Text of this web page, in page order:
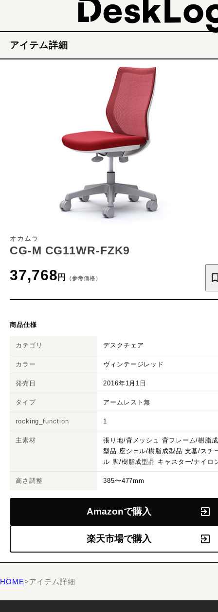
アイテム詳細
オカムラ
CG-M CG11WR-FZK9
37,768 円 （参考価格）
商品仕様
カテゴリ デスクチェア
カラー ヴィンテージレッド
発売日 2016年1月1日
タイプ アームレスト無
rocking_function 1
主素材
張り地/背メッシュ 背フレーム/樹脂
型品 座シェル/樹脂成型品 支基/スチ
ル 脚/樹脂成型品 キャスター/ナイロ
高さ調整 385〜477mm
Amazonで購入
楽天市場で購入
HOME>アイテム詳細